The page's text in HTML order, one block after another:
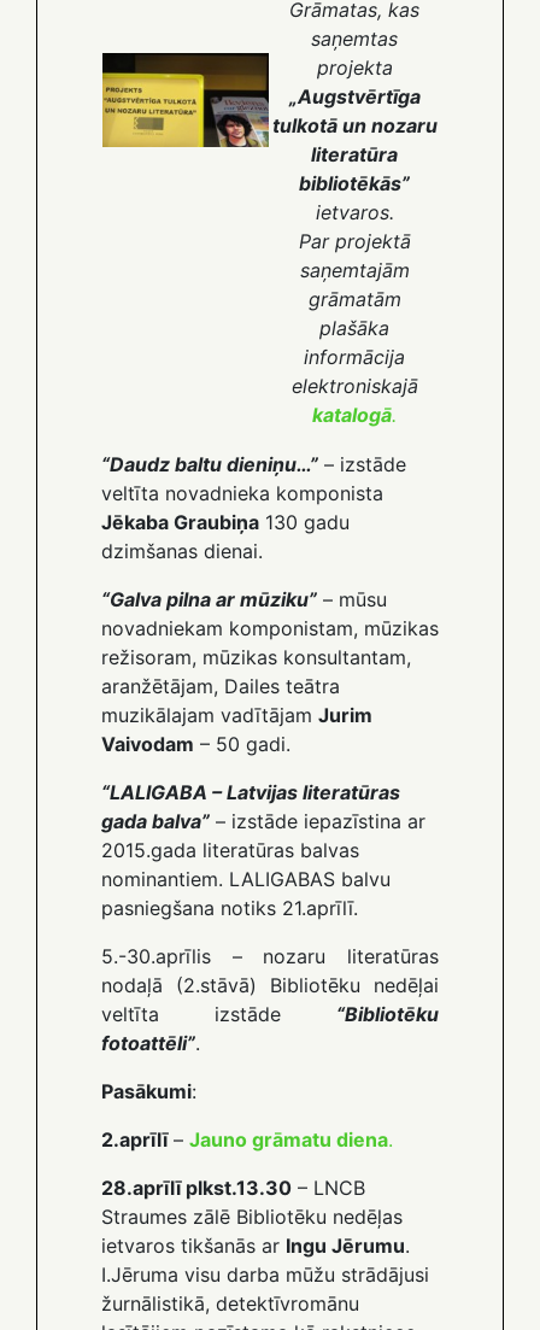
Grāmatas, kas
saņemtas
projekta
„Augstvērtīga
tulkotā un nozaru
literatūra
bibliotēkās”
ietvaros.
Par projektā
saņemtajām
grāmatām
plašāka
informācija
elektroniskajā
katalogā.
“Daudz baltu dieniņu…” – izstāde
veltīta novadnieka komponista
Jēkaba Graubiņa 130 gadu
dzimšanas dienai.
“Galva pilna ar mūziku” – mūsu
novadniekam komponistam, mūzikas
režisoram, mūzikas konsultantam,
aranžētājam, Dailes teātra
muzikālajam vadītājam Jurim
Vaivodam – 50 gadi.
“LALIGABA – Latvijas literatūras
gada balva” – izstāde iepazīstina ar
2015.gada literatūras balvas
nominantiem. LALIGABAS balvu
pasniegšana notiks 21.aprīlī.
5.-30.aprīlis – nozaru literatūras
nodaļā (2.stāvā) Bibliotēku nedēļai
veltīta izstāde “Bibliotēku
fotoattēli”.
Pasākumi:
2.aprīlī– Jauno grāmatu diena.
28.aprīlī plkst.13.30 – LNCB
Straumes zālē Bibliotēku nedēļas
ietvaros tikšanās ar Ingu Jērumu.
I.Jēruma visu darba mūžu strādājusi
žurnālistikā, detektīvromānu